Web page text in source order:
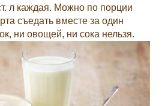
л каждая. Можно по порции
съедать вместе за один
ни овощей, ни сока нельзя.